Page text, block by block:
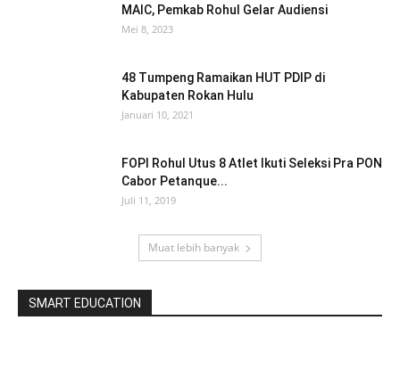
MAIC, Pemkab Rohul Gelar Audiensi
Mei 8, 2023
48 Tumpeng Ramaikan HUT PDIP di
Kabupaten Rokan Hulu
Januari 10, 2021
FOPI Rohul Utus 8 Atlet Ikuti Seleksi Pra PON
Cabor Petanque...
Juli 11, 2019
Muat lebih banyak
SMART EDUCATION